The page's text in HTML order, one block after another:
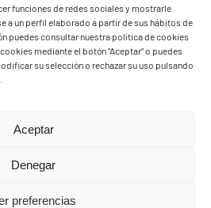
funciones de redes sociales y mostrarle
a un perfil elaborado a partir de sus hábitos de
puedes consultar nuestra política de cookies
mediante el botón “Aceptar” o puedes
su selección o rechazar su uso pulsando
Aceptar
Denegar
preferencias
1